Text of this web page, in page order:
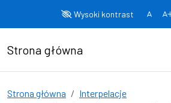
Wysoki kontrast
Strona główna
Strona główna
Interpelacje